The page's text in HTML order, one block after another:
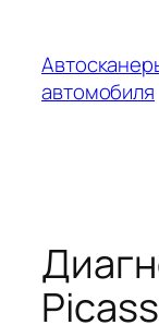
содержимому
автомобиля